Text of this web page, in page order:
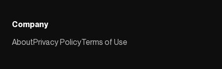
Company
AboutPrivacy PolicyTerms of Use